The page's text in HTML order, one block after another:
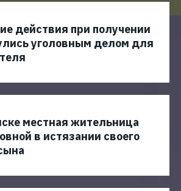
действия при получении
уголовным делом для
местная жительница
в истязании своего